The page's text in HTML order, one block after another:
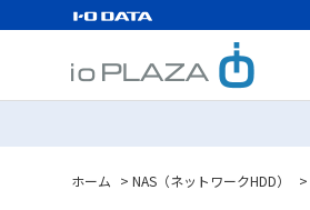
ホーム > NAS（ネットワークHDD） >